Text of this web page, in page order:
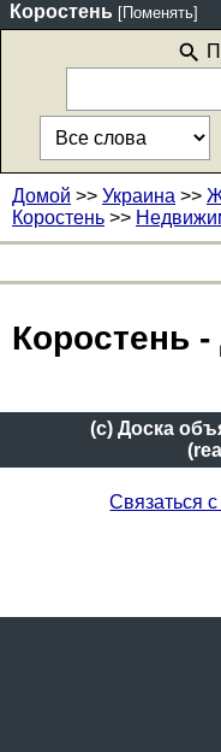
Коростень [Поменять]
Домой >> Украина >>
Коростень >>
Коростень -
(c) Доска
Связаться